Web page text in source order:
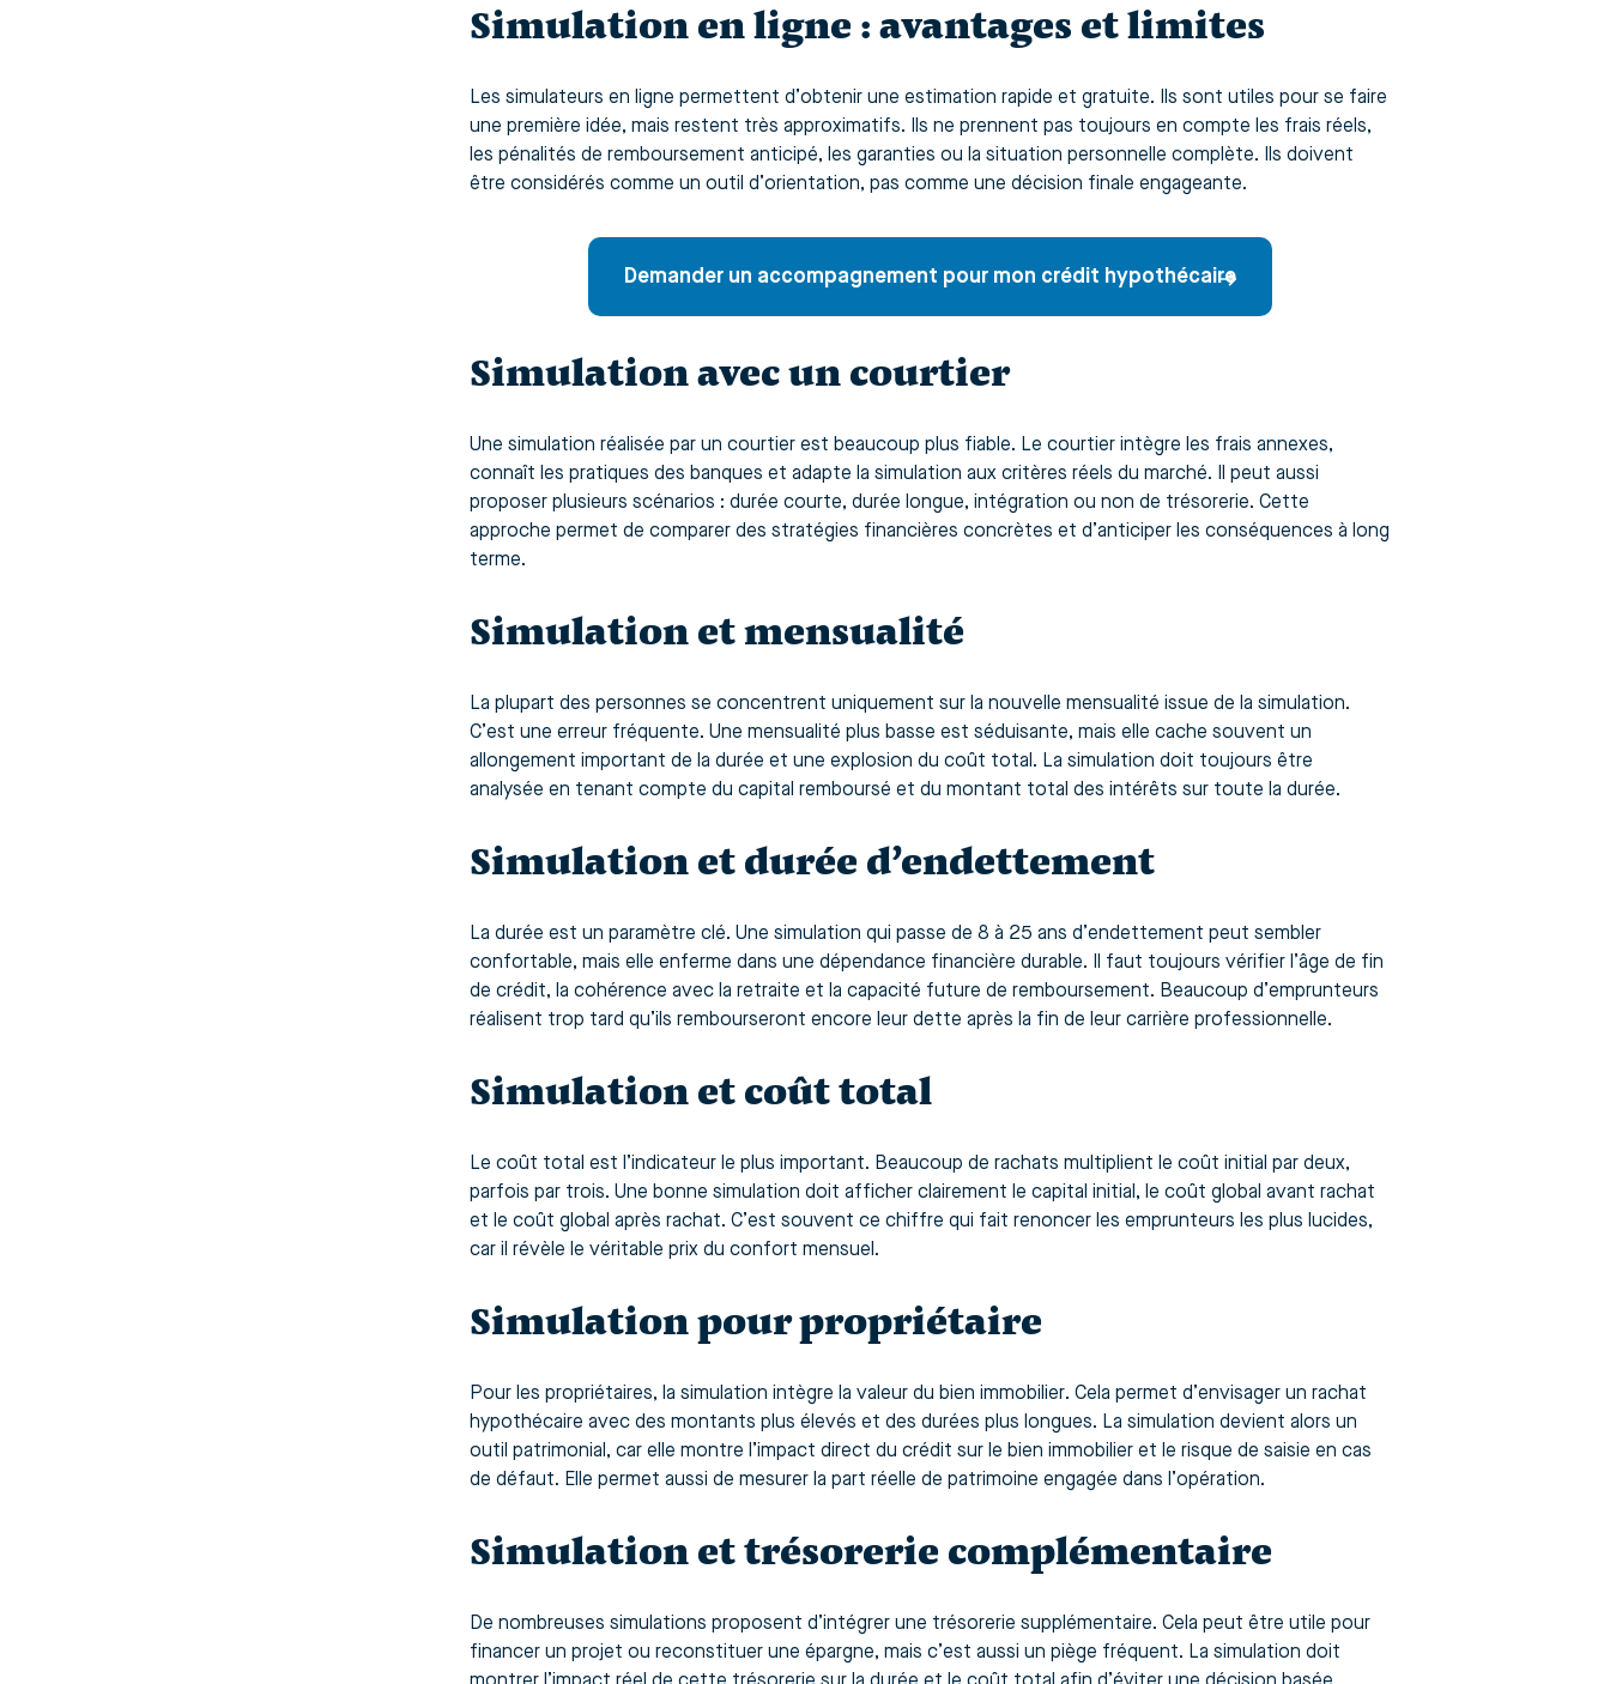
Simulation en ligne : avantages et limites
Les simulateurs en ligne permettent d’obtenir une estimation rapide et gratuite. Ils sont utiles pour se faire
une première idée, mais restent très approximatifs. Ils ne prennent pas toujours en compte les frais réels,
les pénalités de remboursement anticipé, les garanties ou la situation personnelle complète. Ils doivent
être considérés comme un outil d’orientation, pas comme une décision finale engageante.
Demander un accompagnement pour mon crédit hypothécaire
Simulation avec un courtier
Une simulation réalisée par un courtier est beaucoup plus fiable. Le courtier intègre les frais annexes,
connaît les pratiques des banques et adapte la simulation aux critères réels du marché. Il peut aussi
proposer plusieurs scénarios : durée courte, durée longue, intégration ou non de trésorerie. Cette
approche permet de comparer des stratégies financières concrètes et d’anticiper les conséquences à long
terme.
Simulation et mensualité
La plupart des personnes se concentrent uniquement sur la nouvelle mensualité issue de la simulation.
C’est une erreur fréquente. Une mensualité plus basse est séduisante, mais elle cache souvent un
allongement important de la durée et une explosion du coût total. La simulation doit toujours être
analysée en tenant compte du capital remboursé et du montant total des intérêts sur toute la durée.
Simulation et durée d’endettement
La durée est un paramètre clé. Une simulation qui passe de 8 à 25 ans d’endettement peut sembler
confortable, mais elle enferme dans une dépendance financière durable. Il faut toujours vérifier l’âge de fin
de crédit, la cohérence avec la retraite et la capacité future de remboursement. Beaucoup d’emprunteurs
réalisent trop tard qu’ils rembourseront encore leur dette après la fin de leur carrière professionnelle.
Simulation et coût total
Le coût total est l’indicateur le plus important. Beaucoup de rachats multiplient le coût initial par deux,
parfois par trois. Une bonne simulation doit afficher clairement le capital initial, le coût global avant rachat
et le coût global après rachat. C’est souvent ce chiffre qui fait renoncer les emprunteurs les plus lucides,
car il révèle le véritable prix du confort mensuel.
Simulation pour propriétaire
Pour les propriétaires, la simulation intègre la valeur du bien immobilier. Cela permet d’envisager un rachat
hypothécaire avec des montants plus élevés et des durées plus longues. La simulation devient alors un
outil patrimonial, car elle montre l’impact direct du crédit sur le bien immobilier et le risque de saisie en cas
de défaut. Elle permet aussi de mesurer la part réelle de patrimoine engagée dans l’opération.
Simulation et trésorerie complémentaire
De nombreuses simulations proposent d’intégrer une trésorerie supplémentaire. Cela peut être utile pour
financer un projet ou reconstituer une épargne, mais c’est aussi un piège fréquent. La simulation doit